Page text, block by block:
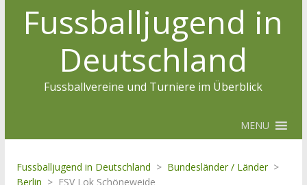
Fussballjugend in
Deutschland
Fussballvereine und Turniere im Überblick
MENU
Fussballjugend in Deutschland > Bundesländer / Länder >
Berlin > ESV Lok Schöneweide